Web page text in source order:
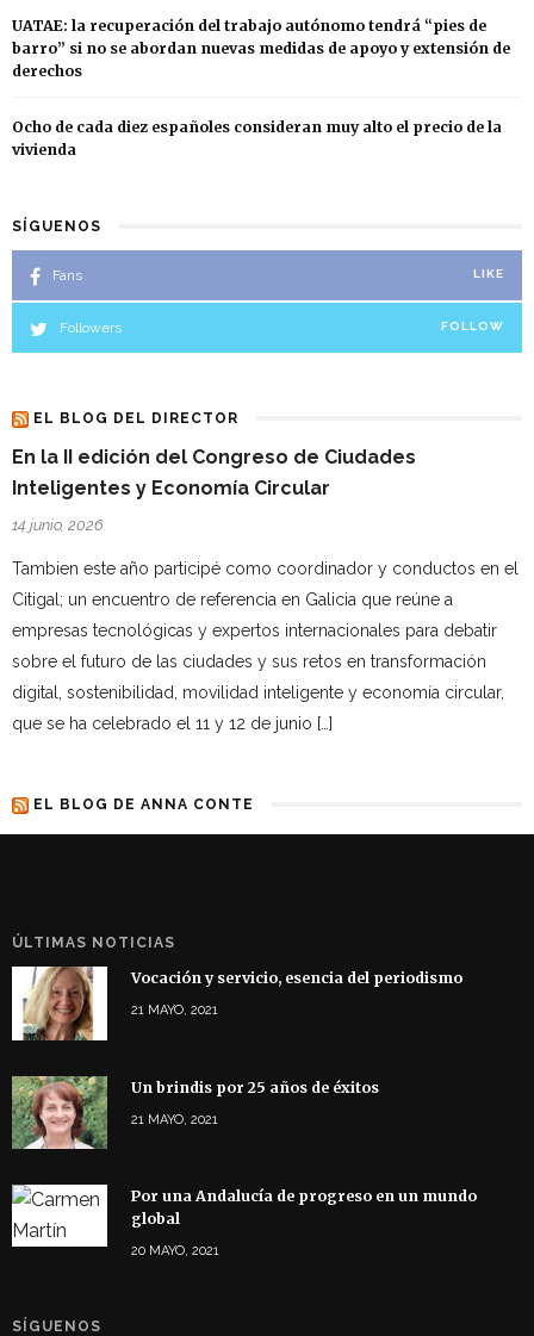
UATAE: la recuperación del trabajo autónomo tendrá “pies de
barro” si no se abordan nuevas medidas de apoyo y extensión de
derechos
Ocho de cada diez españoles consideran muy alto el precio de la
vivienda
SÍGUENOS
Fans LIKE
Followers FOLLOW
EL BLOG DEL DIRECTOR
En la II edición del Congreso de Ciudades
Inteligentes y Economía Circular
14 junio, 2026
Tambien este año participé como coordinador y conductos en el
Citigal; un encuentro de referencia en Galicia que reúne a
empresas tecnológicas y expertos internacionales para debatir
sobre el futuro de las ciudades y sus retos en transformación
digital, sostenibilidad, movilidad inteligente y economía circular,
que se ha celebrado el 11 y 12 de junio […]
EL BLOG DE ANNA CONTE
ÚLTIMAS NOTICIAS
Vocación y servicio, esencia del periodismo
21 MAYO, 2021
Un brindis por 25 años de éxitos
21 MAYO, 2021
Por una Andalucía de progreso en un mundo
global
20 MAYO, 2021
SÍGUENOS